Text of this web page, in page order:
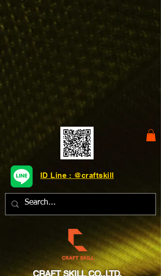
CRAFT SKILL CO.,LTD.
ID Line : @craftskill